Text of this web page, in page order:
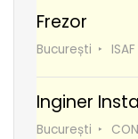
Frezor
București ISAF
Inginer
București